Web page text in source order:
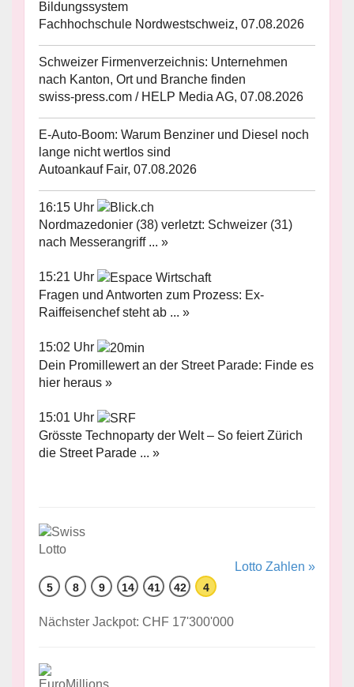
Bildungssystem
Fachhochschule Nordwestschweiz, 07.08.2026
Schweizer Firmenverzeichnis: Unternehmen
nach Kanton, Ort und Branche finden
swiss-press.com / HELP Media AG, 07.08.2026
E-Auto-Boom: Warum Benziner und Diesel noch
lange nicht wertlos sind
Autoankauf Fair, 07.08.2026
16:15 Uhr
Nordmazedonier (38) verletzt: Schweizer (31)
nach Messerangriff ... »
15:21 Uhr
Fragen und Antworten zum Prozess: Ex-
Raiffeisenchef steht ab ... »
15:02 Uhr
Dein Promillewert an der Street Parade: Finde es
hier heraus »
15:01 Uhr
Grösste Technoparty der Welt – So feiert Zürich
die Street Parade ... »
Lotto Zahlen »
5 8 9 14 41 42 4
Nächster Jackpot: CHF 17'300'000